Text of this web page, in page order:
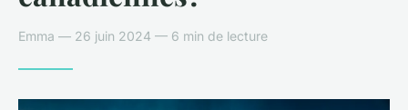
Emma — 26 juin 2024 — 6 min de lecture